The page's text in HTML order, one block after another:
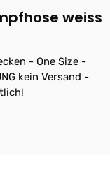
weiss
- One Size -
kein Versand -